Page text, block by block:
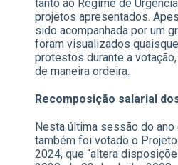
tanto ao Regime de
projetos apresentados.
sido acompanhada por um
foram visualizados
protestos durante a
de maneira ordeira.
Recomposição salarial
Nesta última sessão do ano
também foi votado o
2024, que “altera